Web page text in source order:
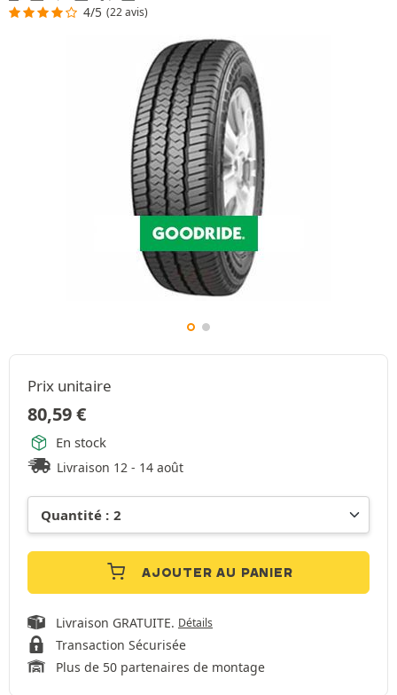
4/5 (22 avis)
Prix unitaire
80,59€
En stock
Livraison 12 - 14 août
AJOUTER AU PANIER
Livraison GRATUITE. Détails
Transaction Sécurisée
Plus de 50 partenaires de montage